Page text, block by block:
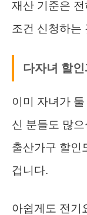
재산 기준은
조건 신청하는
다자녀 할
이미 자녀가
신 분들도 많
출산가구 할인
겁니다.
아쉽게도 전기